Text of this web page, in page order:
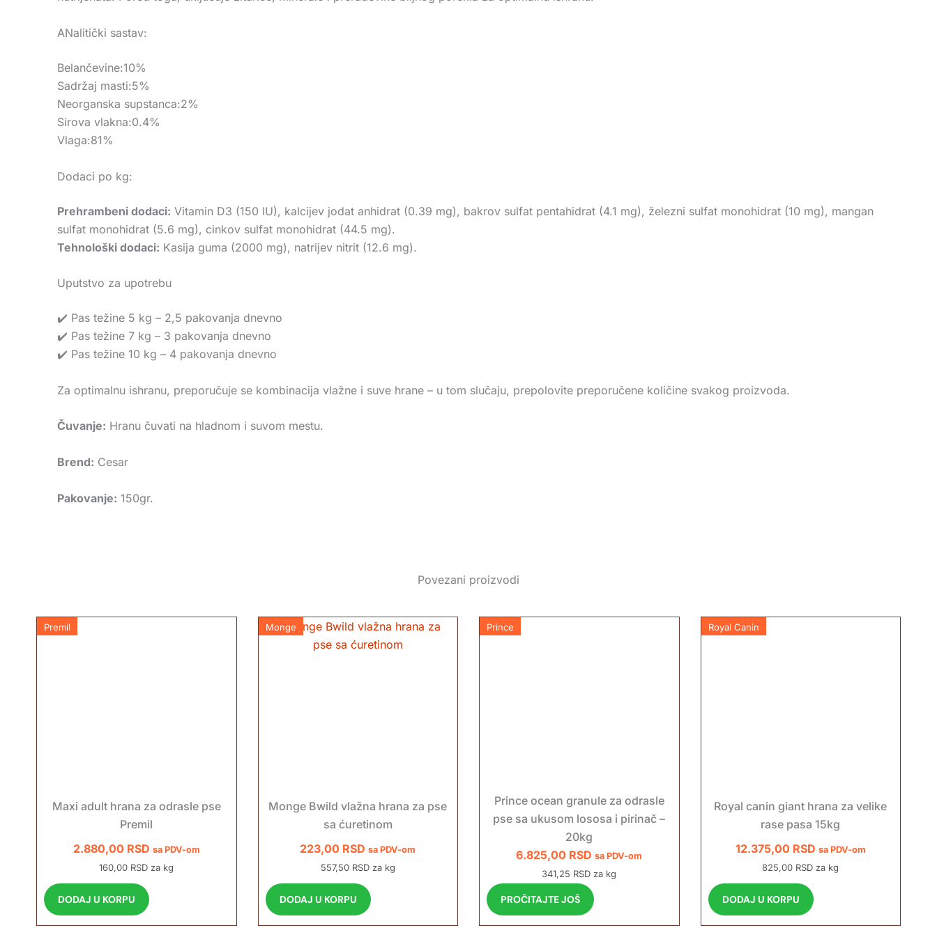
ANalitički sastav:
Belančevine:10%
Sadržaj masti:5%
Neorganska supstanca:2%
Sirova vlakna:0.4%
Vlaga:81%
Dodaci po kg:
Prehrambeni dodaci: Vitamin D3 (150 IU), kalcijev jodat anhidrat (0.39 mg), bakrov sulfat pentahidrat (4.1 mg), železni sulfat monohidrat (10 mg), mangan
sulfat monohidrat (5.6 mg), cinkov sulfat monohidrat (44.5 mg).
Tehnološki dodaci: Kasija guma (2000 mg), natrijev nitrit (12.6 mg).
Uputstvo za upotrebu
✔️ Pas težine 5 kg – 2,5 pakovanja dnevno
✔️ Pas težine 7 kg – 3 pakovanja dnevno
✔️ Pas težine 10 kg – 4 pakovanja dnevno
Za optimalnu ishranu, preporučuje se kombinacija vlažne i suve hrane – u tom slučaju, prepolovite preporučene količine svakog proizvoda.
Čuvanje: Hranu čuvati na hladnom i suvom mestu.
Brend: Cesar
Pakovanje: 150gr.
Povezani proizvodi
Premil
Maxi adult hrana za odrasle pse
Premil
2.880,00 RSD sa PDV-om
160,00 RSD za kg
DODAJ U KORPU
Monge
Monge Bwild vlažna hrana za pse
sa ćuretinom
223,00 RSD sa PDV-om
557,50 RSD za kg
DODAJ U KORPU
Prince
Prince ocean granule za odrasle
pse sa ukusom lososa i pirinač –
20kg
6.825,00 RSD sa PDV-om
341,25 RSD za kg
PROČITAJTE JOŠ
Royal Canin
Royal canin giant hrana za velike
rase pasa 15kg
12.375,00 RSD sa PDV-om
825,00 RSD za kg
DODAJ U KORPU